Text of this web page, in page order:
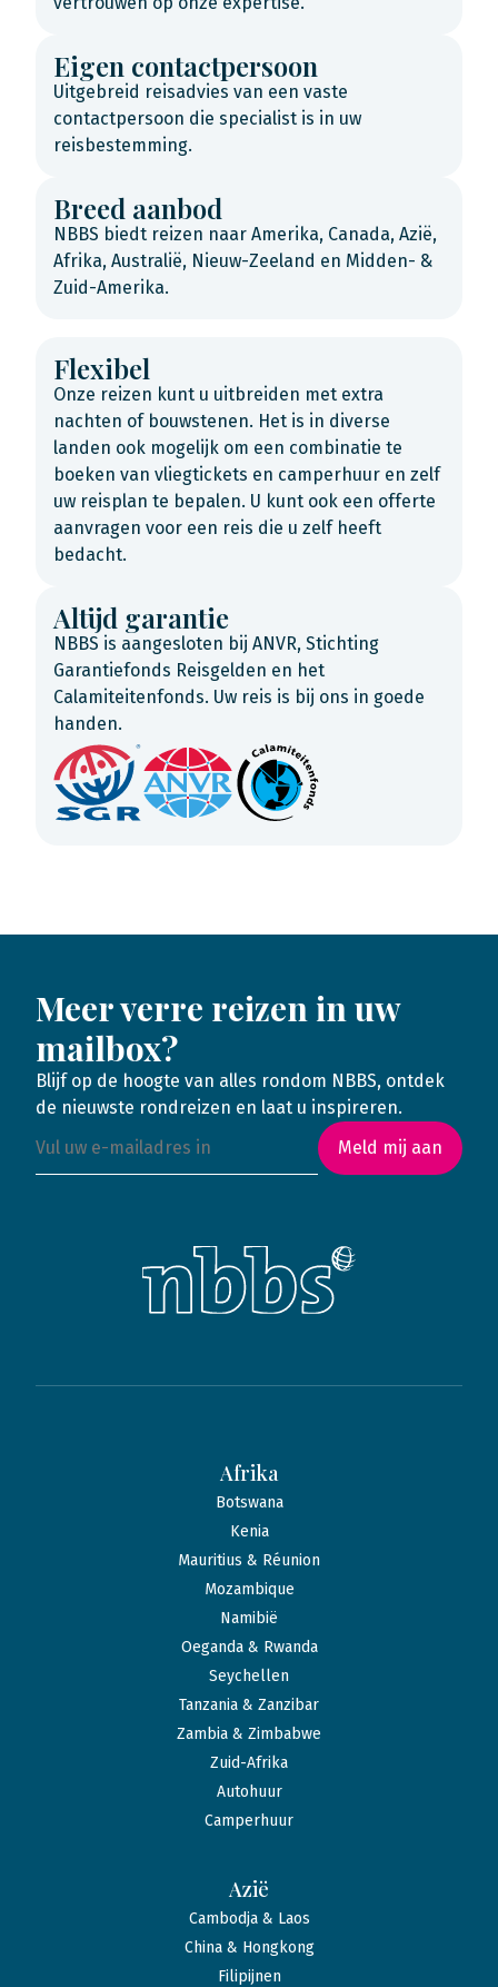
Eigen contactpersoon
Uitgebreid reisadvies van een vaste
contactpersoon die specialist is in uw
reisbestemming.
Breed aanbod
NBBS biedt reizen naar Amerika, Canada, Azië,
Afrika, Australië, Nieuw-Zeeland en Midden- &
Zuid-Amerika.
Flexibel
Onze reizen kunt u uitbreiden met extra
nachten of bouwstenen. Het is in diverse
landen ook mogelijk om een combinatie te
boeken van vliegtickets en camperhuur en zelf
uw reisplan te bepalen. U kunt ook een offerte
aanvragen voor een reis die u zelf heeft
bedacht.
Altijd garantie
NBBS is aangesloten bij ANVR, Stichting
Garantiefonds Reisgelden en het
Calamiteitenfonds. Uw reis is bij ons in goede
handen.
Meer verre reizen in uw
mailbox?
Blijf op de hoogte van alles rondom NBBS, ontdek
de nieuwste rondreizen en laat u inspireren.
Meld mij aan
Afrika
Botswana
Kenia
Mauritius & Réunion
Mozambique
Namibië
Oeganda & Rwanda
Seychellen
Tanzania & Zanzibar
Zambia & Zimbabwe
Zuid-Afrika
Autohuur
Camperhuur
Azië
Cambodja & Laos
China & Hongkong
Filipijnen